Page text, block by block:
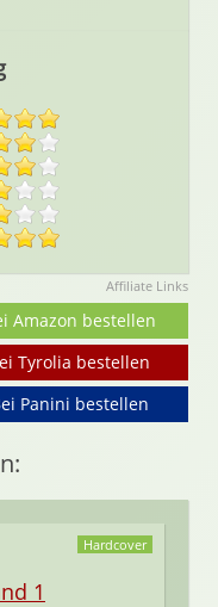
Affiliate Links
Amazon bestellen
Tyrolia bestellen
Panini bestellen
Hardcover
1